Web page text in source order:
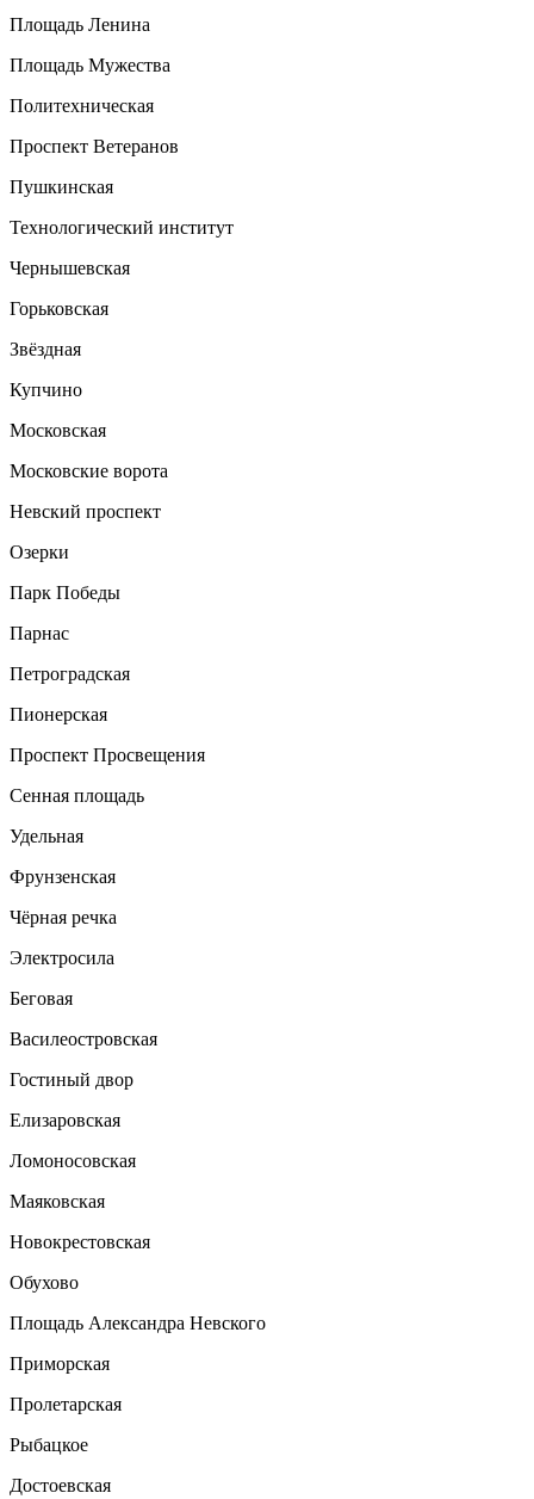
Площадь Ленина
Площадь Мужества
Политехническая
Проспект Ветеранов
Пушкинская
Технологический институт
Чернышевская
Горьковская
Звёздная
Купчино
Московская
Московские ворота
Невский проспект
Озерки
Парк Победы
Парнас
Петроградская
Пионерская
Проспект Просвещения
Сенная площадь
Удельная
Фрунзенская
Чёрная речка
Электросила
Беговая
Василеостровская
Гостиный двор
Елизаровская
Ломоносовская
Маяковская
Новокрестовская
Обухово
Площадь Александра Невского
Приморская
Пролетарская
Рыбацкое
Достоевская